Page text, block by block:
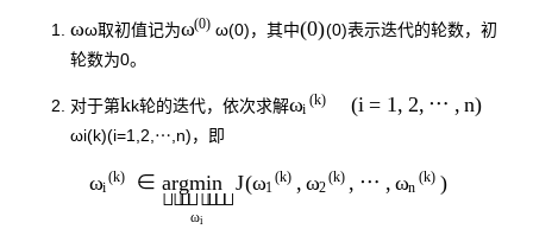
ωω取初值记为ω(0) ω(0)，其中(0)(0)表示迭代的轮数，初
轮数为0。
对于第kk轮的迭代，依次求解ωi
(k) (i = 1 , 2, ⋯ , n)
ωi(k)(i=1 2 ⋯ n)，即
ωi
(k) ∈ argmin
 

 
ωi
J(ω1
(k) , ω2
(k) , ⋯ , ωn
(k) )